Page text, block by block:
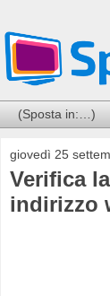
giovedì 25
Verifica
indirizzo